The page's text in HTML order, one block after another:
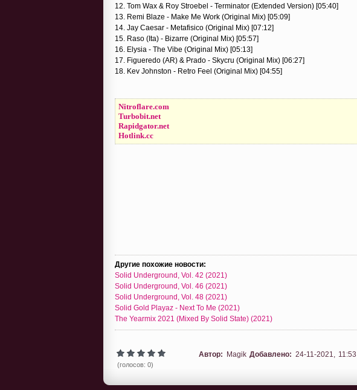
12. Tom Wax & Roy Stroebel - Terminator (Extended Version) [05:40]
13. Remi Blaze - Make Me Work (Original Mix) [05:09]
14. Jay Caesar - Metafisico (Original Mix) [07:12]
15. Raso (Ita) - Bizarre (Original Mix) [05:57]
16. Elysia - The Vibe (Original Mix) [05:13]
17. Figueredo (AR) & Prado - Skycru (Original Mix) [06:27]
18. Kev Johnston - Retro Feel (Original Mix) [04:55]
Nitroflare.com
Turbobit.net
Rapidgator.net
Hotlink.cc
Другие похожие новости:
Solid Underground, Vol. 42 (2021)
Solid Underground, Vol. 46 (2021)
Solid Underground, Vol. 48 (2021)
Solid Gold Playaz - Next To Me (2021)
The Yearmix 2021 (Mixed By Solid State) (2021)
(голосов: 0)
Автор: Magik Добавлено: 24-11-2021, 11:53